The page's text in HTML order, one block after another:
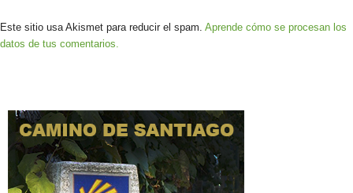
Este sitio usa Akismet para reducir el spam. Aprende cómo se procesan los
datos de tus comentarios.